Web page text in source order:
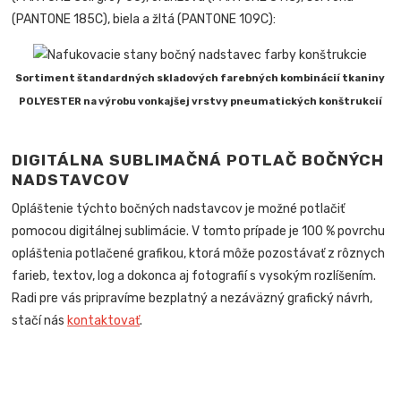
(PANTONE 185C), biela a žltá (PANTONE 109C):
Sortiment štandardných skladových farebných kombinácií tkaniny
POLYESTER na výrobu vonkajšej vrstvy pneumatických konštrukcií
DIGITÁLNA SUBLIMAČNÁ POTLAČ BOČNÝCH
NADSTAVCOV
Opláštenie týchto bočných nadstavcov je možné potlačiť
pomocou digitálnej sublimácie. V tomto prípade je 100 % povrchu
opláštenia potlačené grafikou, ktorá môže pozostávať z rôznych
farieb, textov, log a dokonca aj fotografií s vysokým rozlíšením.
Radi pre vás pripravíme bezplatný a nezáväzný grafický návrh,
stačí nás kontaktovať.